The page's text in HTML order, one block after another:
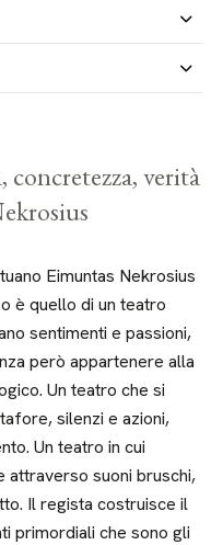
concretezza, verità
Eimuntas Nekrosius
è quello di un teatro
sentimenti e passioni,
però appartenere alla
Un teatro che si
silenzi e azioni,
Un teatro in cui
attraverso suoni bruschi,
Il regista costruisce il
primordiali che sono gli